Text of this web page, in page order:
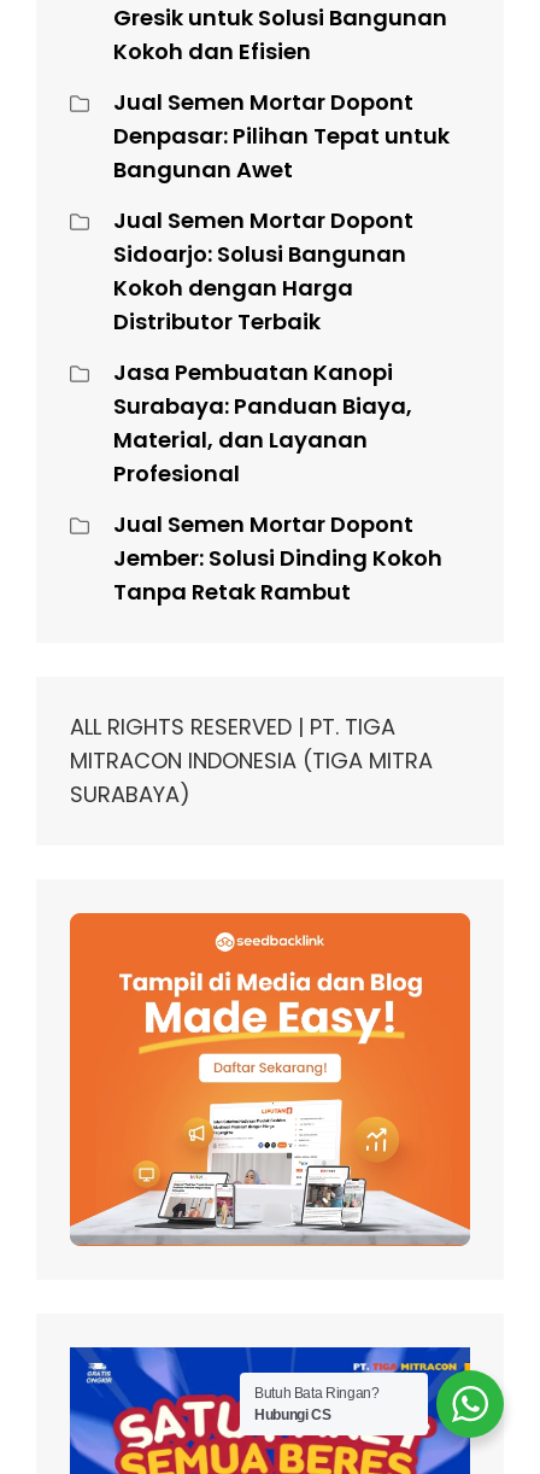
Gresik untuk Solusi Bangunan
Kokoh dan Efisien
Jual Semen Mortar Dopont
Denpasar: Pilihan Tepat untuk
Bangunan Awet
Jual Semen Mortar Dopont
Sidoarjo: Solusi Bangunan
Kokoh dengan Harga
Distributor Terbaik
Jasa Pembuatan Kanopi
Surabaya: Panduan Biaya,
Material, dan Layanan
Profesional
Jual Semen Mortar Dopont
Jember: Solusi Dinding Kokoh
Tanpa Retak Rambut
ALL RIGHTS RESERVED | PT. TIGA
MITRACON INDONESIA (TIGA MITRA
SURABAYA)
Butuh Bata Ringan?
Hubungi CS